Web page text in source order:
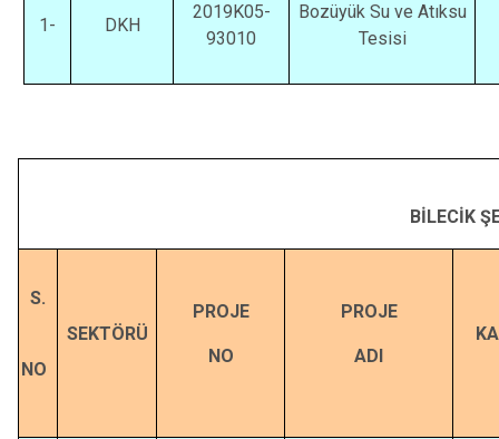
1- DKH
2019K05-
93010
Bozüyük Su ve Atıksu
Tesisi
BİLECİK
S.
NO
SEKTÖRÜ
PROJE
NO
PROJE
ADI